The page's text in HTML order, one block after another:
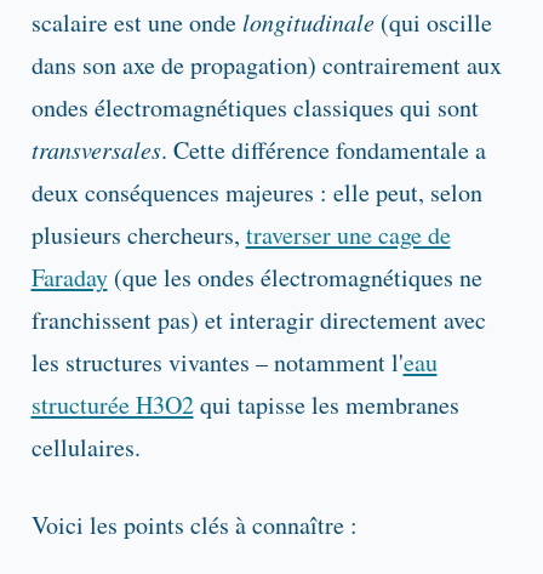
scalaire est une ondelongitudinale(qui oscille
dans son axe de propagation) contrairement aux
ondes électromagnétiques classiques qui sont
transversales. Cette différence fondamentale a
deux conséquences majeures : elle peut, selon
plusieurs chercheurs, traverser une cage de
Faraday(que les ondes électromagnétiques ne
franchissent pas) et interagir directement avec
les structures vivantes – notamment l'eau
structurée H3O2qui tapisse les membranes
cellulaires.
Voici les points clés à connaître :